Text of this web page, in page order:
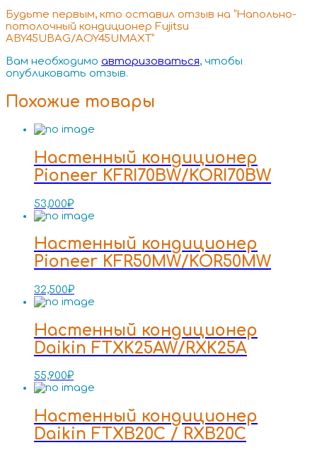
Будьте первым, кто оставил отзыв на “Напольно-
потолочный кондиционер Fujitsu
ABY45UBAG/AOY45UMAXT”
Вам необходимо авторизоваться, чтобы
опубликовать отзыв.
Похожие товары
Настенный кондиционер
Pioneer KFRI70BW/KORI70BW
53,000₽
Настенный кондиционер
Pioneer KFR50MW/KOR50MW
32,500₽
Настенный кондиционер
Daikin FTXK25AW/RXK25A
55,900₽
Настенный кондиционер
Daikin FTXB20C / RXB20C